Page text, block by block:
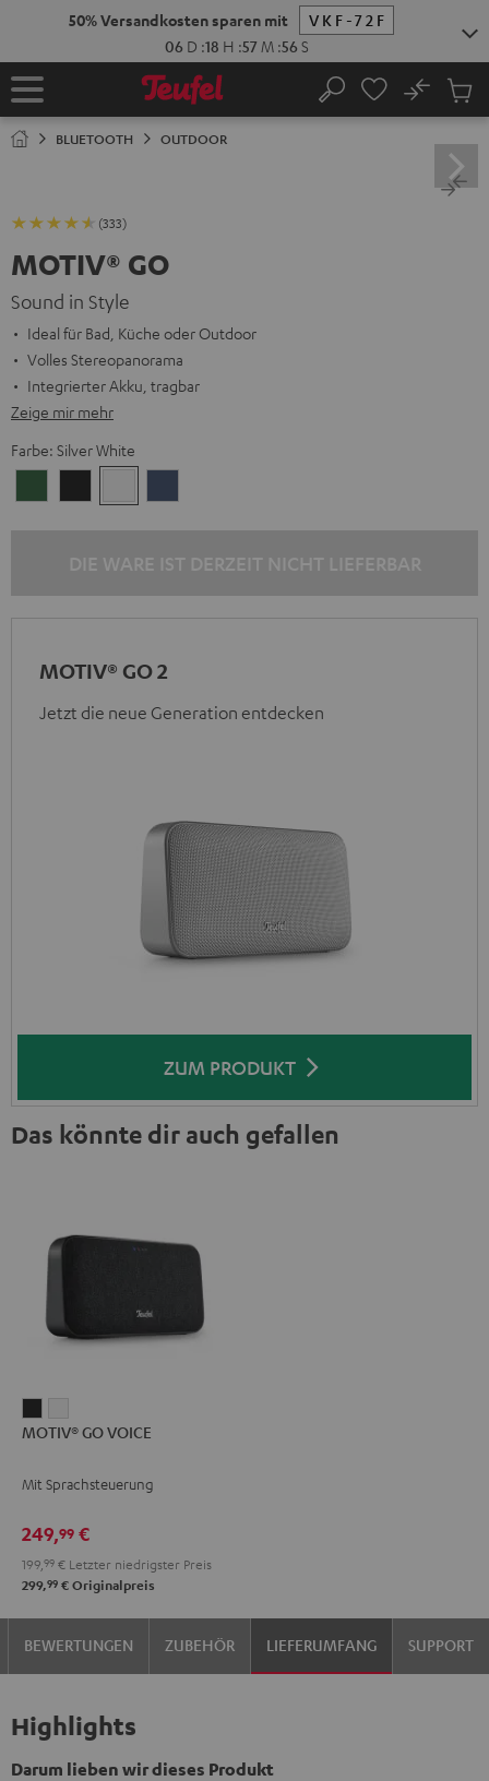
Startseite Suche
No
BLUETOOTH OUTDOOR
(333)
MOTIV® GO
Sound in Style
Ideal für Bad, Küche oder Outdoor
Volles Stereopanorama
Integrierter Akku, tragbar
Zeige mir mehr
Farbe: Silver White
Green Black White
MOTIV® GO 2
Jetzt die neue Generation entdecken
ZUM PRODUKT
Das könnte dir auch gefallen
GO
Night
GO
Silver
MOTIV® GO VOICE
Mit Sprachsteuerung
249,99 €
199, 99 € Letzter niedrigster Preis
299,99 € Originalpreis
BEWERTUNGEN ZUBEHÖR LIEFERUMFANG SUPPORT
Highlights
Darum lieben wir dieses Produkt